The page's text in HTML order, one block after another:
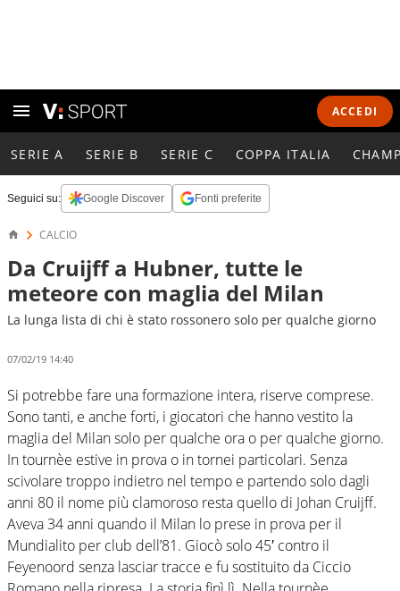
ACCEDI
SERIE A SERIE B SERIE C COPPA ITALIA
Seguici su: Google Discover Fonti preferite
CALCIO
Da Cruijff a Hubner, tutte le
meteore con maglia del Milan
La lunga lista di chi è stato rossonero solo per qualche giorno
07/02/19 14:40
Si potrebbe fare una formazione intera, riserve comprese.
Sono tanti, e anche forti, i giocatori che hanno vestito la
maglia del Milan solo per qualche ora o per qualche giorno.
In tournèe estive in prova o in tornei particolari. Senza
scivolare troppo indietro nel tempo e partendo solo dagli
anni 80 il nome più clamoroso resta quello di Johan Cruijff.
Aveva 34 anni quando il Milan lo prese in prova per il
Mundialito per club dell’81. Giocò solo 45′ contro il
Feyenoord senza lasciar tracce e fu sostituito da Ciccio